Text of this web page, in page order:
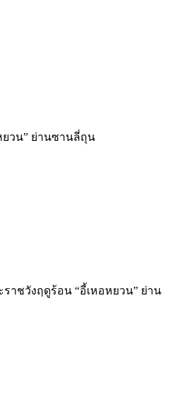
ยวน” ย่านซานลี่ถุน
าชวังฤดูร้อน “อี้เหอหยวน” ย่าน